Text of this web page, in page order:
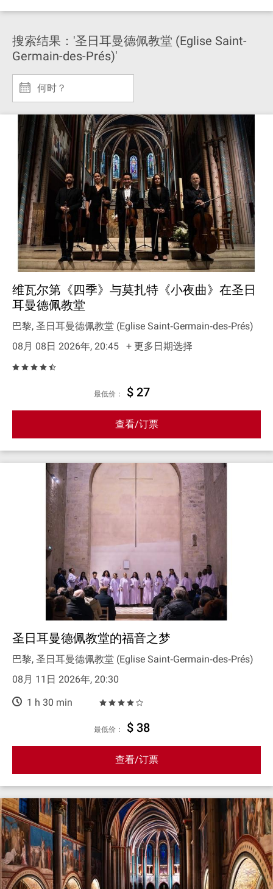
搜索结果：'圣日耳曼德佩教堂 (Eglise Saint-
Germain-des-Prés)'
何时？
维瓦尔第《四季》与莫扎特《小夜曲》在圣日
耳曼德佩教堂
巴黎, 圣日耳曼德佩教堂 (Eglise Saint‐Germain‐des‐Prés)
08月 08日 2026年, 20:45
+ 更多日期选择
最低价： $ 27
查看/订票
圣日耳曼德佩教堂的福音之梦
巴黎, 圣日耳曼德佩教堂 (Eglise Saint‐Germain‐des‐Prés)
08月 11日 2026年, 20:30
1 h 30 min
最低价： $ 38
查看/订票